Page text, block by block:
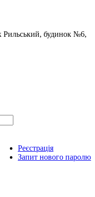
Рильський, будинок №6,
Реєстрація
Запит нового паролю